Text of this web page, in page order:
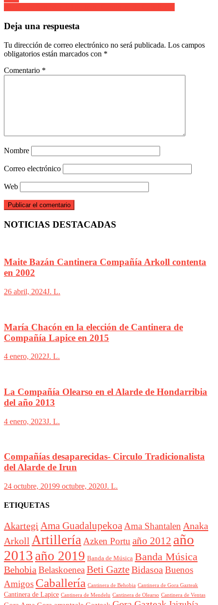
de
Deja una respuesta
Tu dirección de correo electrónico no será publicada. Los campos
obligatorios están marcados con *
Comentario *
Nombre
Correo electrónico
Web
NOTICIAS DESTACADAS
Maite Bazán Cantinera Compañía Arkoll contenta
en 2002
26 abril, 2024J. L.
María Chacón en la elección de Cantinera de
Compañía Lapice en 2015
4 enero, 2022J. L.
La Compañía Olearso en el Alarde de Hondarribia
del año 2013
4 enero, 2023J. L.
Compañías desaparecidas- Circulo Tradicionalista
del Alarde de Irun
24 octubre, 20199 octubre, 2020J. L.
ETIQUETAS
Akartegi Ama Guadalupekoa Ama Shantalen Anaka
Arkoll Artillería Azken Portu año 2012 año
2013 año 2019 Banda de Música Banda Música
Behobia Belaskoenea Beti GazteBidasoa Buenos
Amigos Caballería Cantinera de Behobia Cantinera de Gora Gazteak
Cantinera de Lapice Cantinera de Mendelu Cantinera de Olearso Cantinera de Ventas